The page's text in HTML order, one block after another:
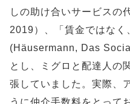
しの助け合いサービスの
2019）、「賃金ではなく
(Häusermann, Das
とし、ミグロと配達人の
張していました。実際、